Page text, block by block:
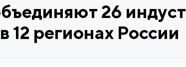
26
12 регионах России